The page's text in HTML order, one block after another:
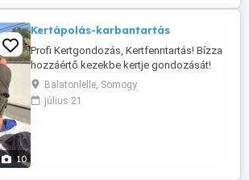
10
Kertápolás-karbantartás
Profi Kertgondozás, Kertfenntartás! Bízza
hozzáértő kezekbe kertje gondozását!
Cégünk vállalja: -Kertépítés, kertfenntartás
-Komplett kertrendezés -Gyümölcsfa,
Szőlő és Dísznövény szakszerű
Balatonlelle, Somogy
július 21